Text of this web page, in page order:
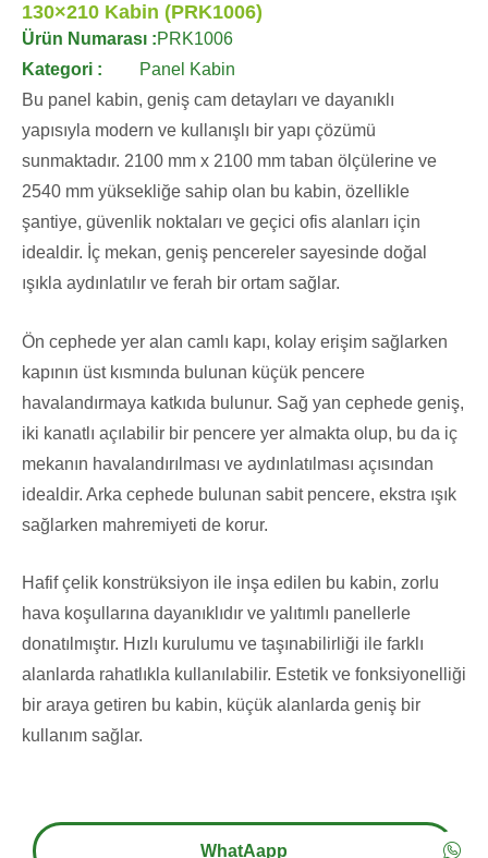
130×210 Kabin (PRK1006)
Ürün Numarası :PRK1006
Kategori :
Panel Kabin
Bu panel kabin, geniş cam detayları ve dayanıklı
yapısıyla modern ve kullanışlı bir yapı çözümü
sunmaktadır. 2100 mm x 2100 mm taban ölçülerine ve
2540 mm yüksekliğe sahip olan bu kabin, özellikle
şantiye, güvenlik noktaları ve geçici ofis alanları için
idealdir. İç mekan, geniş pencereler sayesinde doğal
ışıkla aydınlatılır ve ferah bir ortam sağlar.
Ön cephede yer alan camlı kapı, kolay erişim sağlarken
kapının üst kısmında bulunan küçük pencere
havalandırmaya katkıda bulunur. Sağ yan cephede geniş,
iki kanatlı açılabilir bir pencere yer almakta olup, bu da iç
mekanın havalandırılması ve aydınlatılması açısından
idealdir. Arka cephede bulunan sabit pencere, ekstra ışık
sağlarken mahremiyeti de korur.
Hafif çelik konstrüksiyon ile inşa edilen bu kabin, zorlu
hava koşullarına dayanıklıdır ve yalıtımlı panellerle
donatılmıştır. Hızlı kurulumu ve taşınabilirliği ile farklı
alanlarda rahatlıkla kullanılabilir. Estetik ve fonksiyonelliği
bir araya getiren bu kabin, küçük alanlarda geniş bir
kullanım sağlar.
WhatAapp